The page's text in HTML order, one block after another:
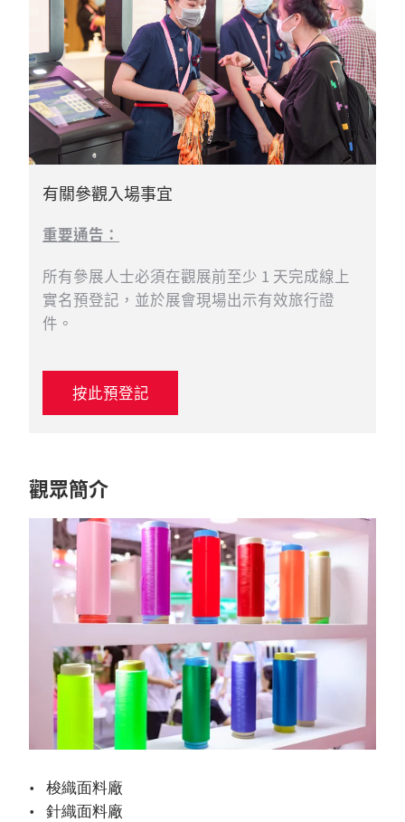
有關參觀入場事宜
重要通告：
所有參展人士必須在觀展前至少 1 天完成線上
實名預登記，並於展會現場出示有效旅行證
件。
按此預登記
觀眾簡介
梭織面料廠
針織面料廠